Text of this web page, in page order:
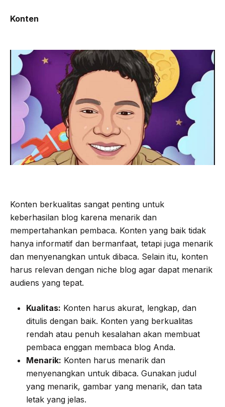
Konten
Konten berkualitas sangat penting untuk
keberhasilan blog karena menarik dan
mempertahankan pembaca. Konten yang baik tidak
hanya informatif dan bermanfaat, tetapi juga menarik
dan menyenangkan untuk dibaca. Selain itu, konten
harus relevan dengan niche blog agar dapat menarik
audiens yang tepat.
Kualitas: Konten harus akurat, lengkap, dan
ditulis dengan baik. Konten yang berkualitas
rendah atau penuh kesalahan akan membuat
pembaca enggan membaca blog Anda.
Menarik: Konten harus menarik dan
menyenangkan untuk dibaca. Gunakan judul
yang menarik, gambar yang menarik, dan tata
letak yang jelas.